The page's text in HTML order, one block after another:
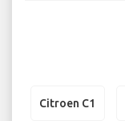
Citroen C1